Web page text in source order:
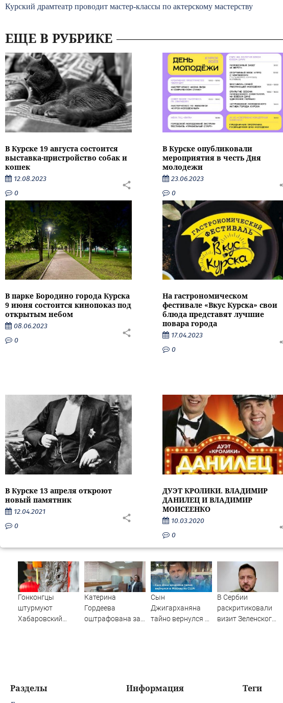
Курский драмтеатр проводит мастер-классы по актерскому мастерству
ЕЩЕ В РУБРИКЕ
В Курске 19 августа состоится
выставка-пристройство собак и
кошек
12.08.2023
0
В Курске опубликовали
мероприятия в честь Дня
молодежи
23.06.2023
0
В парке Бородино города Курска
9 июня состоится кинопоказ под
открытым небом
08.06.2023
0
На гастрономическом
фестивале «Вкус Курска» свои
блюда представят лучшие
повара города
17.04.2023
0
В Курске 13 апреля откроют
новый памятник
12.04.2021
0
ДУЭТ КРОЛИКИ. ВЛАДИМИР
ДАНИЛЕЦ И ВЛАДИМИР
МОИСЕЕНКО
10.03.2020
0
Гонконгцы
штурмуют
Хабаровский
Катерина
Гордеева
оштрафована за
Сын
Джигарханяна
тайно вернулся в
В Сербии
раскритиковали
визит Зеленского
Теги
Разделы Информация